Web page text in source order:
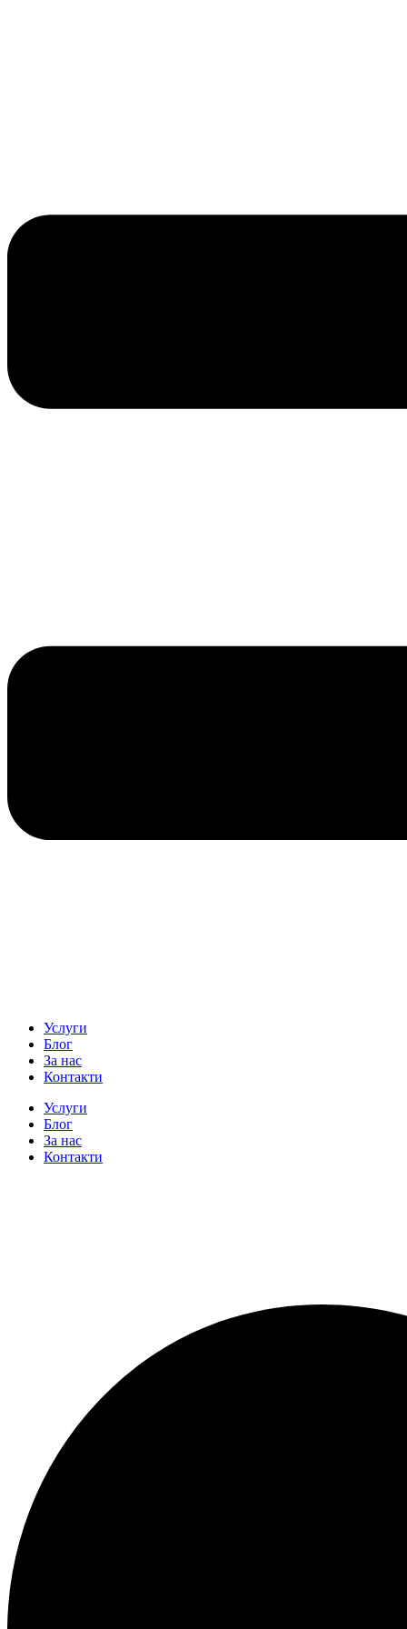
Услуги
Блог
За нас
Контакти
Услуги
Блог
За нас
Контакти